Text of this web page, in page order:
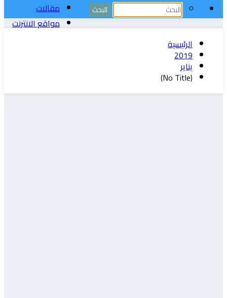
مقالات
مواقع الانترنت
الرئيسية
2019
يناير
(No Title)